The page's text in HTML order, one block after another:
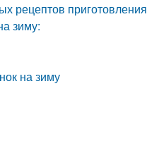
рецептов приготовления
зиму:
на зиму